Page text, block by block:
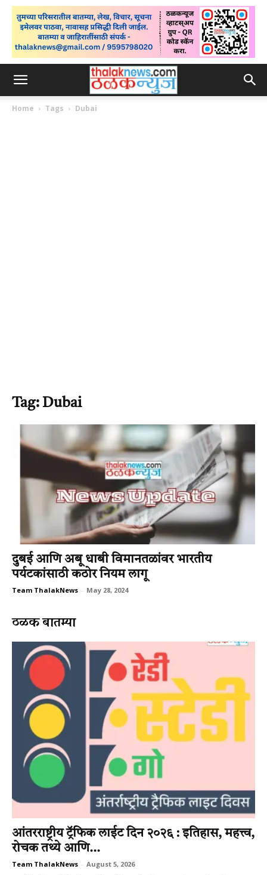
Home Tags Dubai
Tag: Dubai
दुबई आणि अबू धाबी विमानतळांवर भारतीय
पर्यटकांसाठी कठोर नियम लागू
Team ThalakNews - May 28, 2024
ठळक बातम्या
आंतरराष्ट्रीय ट्रॅफिक लाईट दिन २०२६ : इतिहास, महत्त्व,
रोचक तथ्ये आणि...
Team ThalakNews - August 5, 2026